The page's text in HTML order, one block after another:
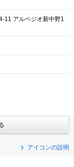
11 アルペジオ新中野1
アイコンの説明